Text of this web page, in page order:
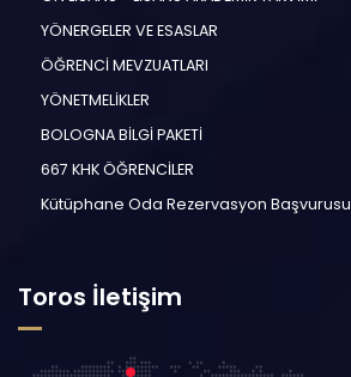
YÖNERGELER VE ESASLAR
ÖĞRENCİ MEVZUATLARI
YÖNETMELİKLER
BOLOGNA BİLGİ PAKETİ
667 KHK ÖĞRENCİLER
Kütüphane Oda Rezervasyon Başvurusu
Toros İletişim